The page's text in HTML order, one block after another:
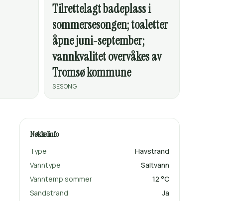
Tilrettelagt badeplass i
sommersesongen; toaletter
åpne juni-september;
vannkvalitet overvåkes av
Tromsø kommune
SESONG
Nøkkelinfo
Type
Havstrand
Vanntype
Saltvann
Vanntemp sommer
12 °C
Sandstrand
Ja